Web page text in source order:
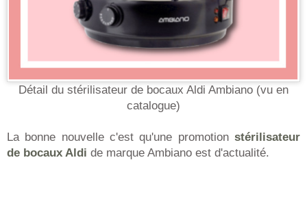
Détail du stérilisateur de bocaux Aldi Ambiano (vu en
catalogue)
La bonne nouvelle c'est qu'une promotion stérilisateur
de bocaux Aldi de marque Ambiano est d'actualité.